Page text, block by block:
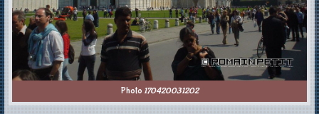
Photo 170420031202